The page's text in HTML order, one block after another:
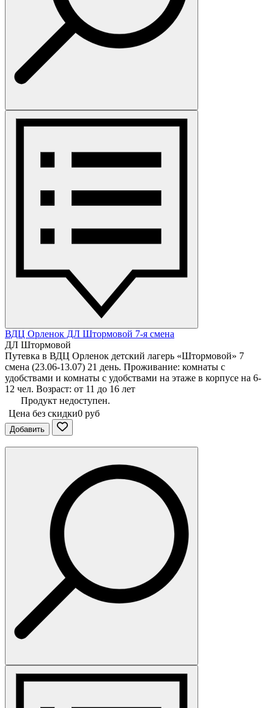
ВДЦ Орленок ДЛ Штормовой 7-я смена
ДЛ Штормовой
Путевка в ВДЦ Орленок детский лагерь «Штормовой» 7
смена (23.06-13.07) 21 день. Проживание: комнаты с
удобствами и комнаты с удобствами на этаже в корпусе на 6-
12 чел. Возраст: от 11 до 16 лет
Продукт недоступен.
Цена без скидки0 руб
Добавить